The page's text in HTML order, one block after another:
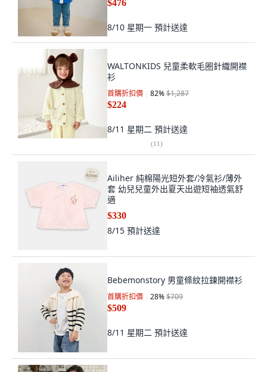
$476
8/10 星期一 預計送達
WALTONKIDS 兒童柔軟毛圈針織開襟
衫
首購折扣價 82%$1,287
$224
8/11 星期二 預計送達
(11)
Ailiher 純棉陽光短外套/冷氣衫/薄外
套 幼兒兒童外出夏天出遊短袖透氣舒
適
$330
8/15 預計送達
Bebemonstory 男童條紋拉鍊開襟衫
首購折扣價 28%$709
$509
8/11 星期二 預計送達